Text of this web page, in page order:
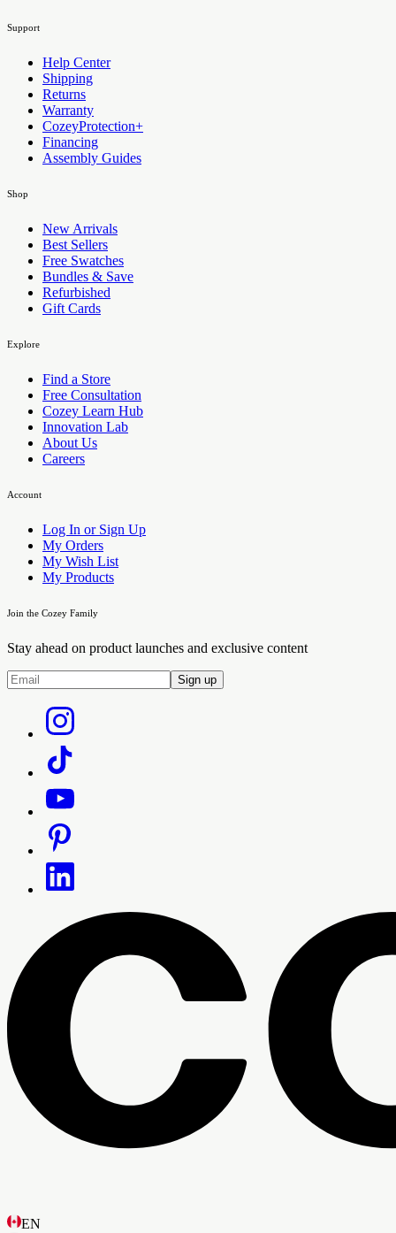
Support
Help Center
Shipping
Returns
Warranty
CozeyProtection+
Financing
Assembly Guides
Shop
New Arrivals
Best Sellers
Free Swatches
Bundles & Save
Refurbished
Gift Cards
Explore
Find a Store
Free Consultation
Cozey Learn Hub
Innovation Lab
About Us
Careers
Account
Log In or Sign Up
My Orders
My Wish List
My Products
Join the Cozey Family
Stay ahead on product launches and exclusive content
Sign up
EN